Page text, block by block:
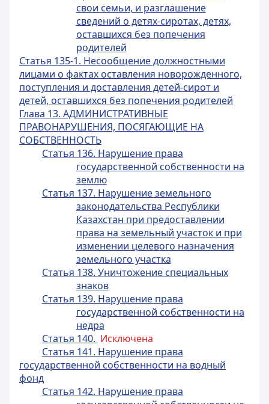
свои семьи, и разглашение
сведений о детях-сиротах, детях,
оставшихся без попечения
родителей
Статья 135-1. Несообщение должностными
лицами о фактах оставления новорожденного,
поступления и доставления детей-сирот и
детей, оставшихся без попечения родителей
Глава 13. АДМИНИСТРАТИВНЫЕ
ПРАВОНАРУШЕНИЯ, ПОСЯГАЮЩИЕ НА
СОБСТВЕННОСТЬ
Статья 136. Нарушение права
государственной собственности на
землю
Статья 137. Нарушение земельного
законодательства Республики
Казахстан при предоставлении
права на земельный участок и при
изменении целевого назначения
земельного участка
Статья 138. Уничтожение специальных
знаков
Статья 139. Нарушение права
государственной собственности на
недра
Статья 140. Исключена
Статья 141. Нарушение права
государственной собственности на водный
фонд
Статья 142. Нарушение права